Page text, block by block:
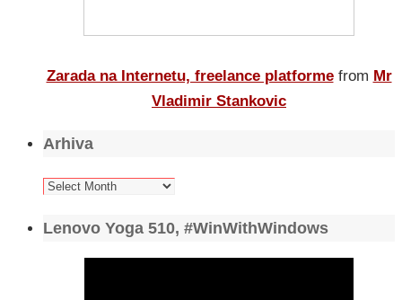
Zarada na Internetu, freelance platforme from Mr
Vladimir Stankovic
Arhiva
Arhiva
Lenovo Yoga 510, #WinWithWindows